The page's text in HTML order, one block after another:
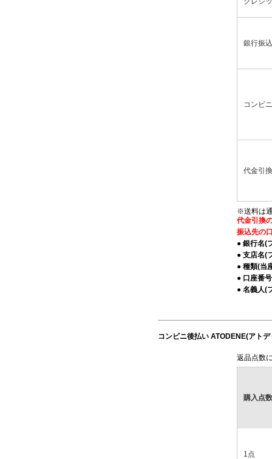
銀行振込
コンビ
代金引換
※送料は
代金引換
振込先の
● 銀行名(
● 支店名(
● 種類(当
● 口座番号
● 名義人(
コンビニ後払い ATODENE(アト
返品点数
購入点数
1点